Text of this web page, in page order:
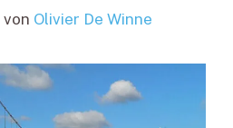
von Olivier De Winne